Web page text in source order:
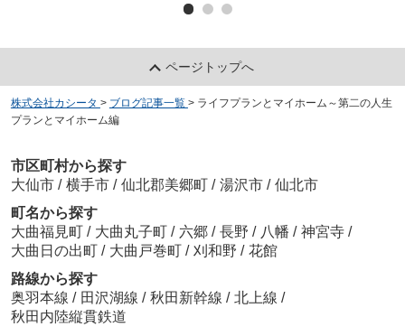
ページトップへ
株式会社カシータ > ブログ記事一覧 > ライフプランとマイホーム～第二の人生
プランとマイホーム編
市区町村から探す
大仙市 / 横手市 / 仙北郡美郷町 / 湯沢市 / 仙北市
町名から探す
大曲福見町 / 大曲丸子町 / 六郷 / 長野 / 八幡 / 神宮寺 /
大曲日の出町 / 大曲戸巻町 / 刈和野 / 花館
路線から探す
奥羽本線 / 田沢湖線 / 秋田新幹線 / 北上線 /
秋田内陸縦貫鉄道